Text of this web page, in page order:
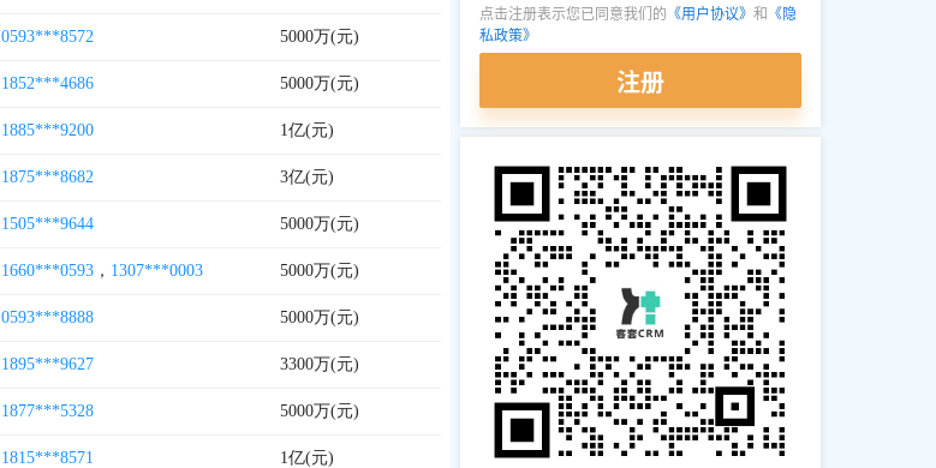
0593***8572 5000万(元)
1852***4686 5000万(元)
1885***9200 1亿(元)
1875***8682 3亿(元)
1505***9644 5000万(元)
1660***0593 ， 1307***0003 5000万(元)
0593***8888 5000万(元)
1895***9627 3300万(元)
1877***5328 5000万(元)
1815***8571 1亿(元)
点击注册表示您已同意我们的 《用户协议》 和 《隐
私政策》
注册